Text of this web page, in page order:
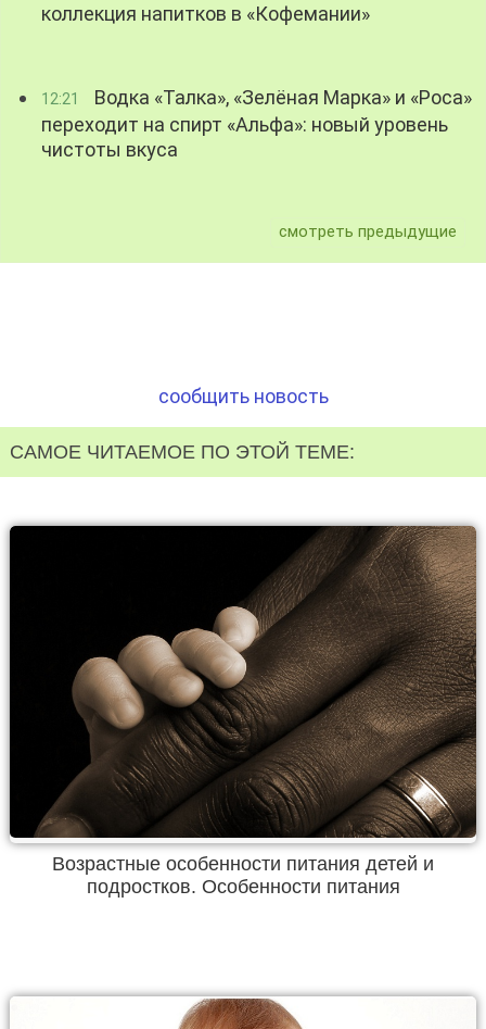
коллекция напитков в «Кофемании»
12:21
Водка «Талка», «Зелёная Марка» и «Роса»
переходит на спирт «Альфа»: новый уровень
чистоты вкуса
смотреть предыдущие
сообщить новость
САМОЕ ЧИТАЕМОЕ ПО ЭТОЙ ТЕМЕ:
Возрастные особенности питания детей и
подростков. Особенности питания